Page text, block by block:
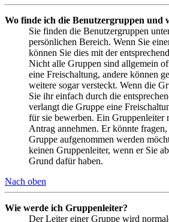
Wo finde ich die Benutzergruppen und
Sie finden die Benutzergruppen
persönlichen Bereich. Wenn Sie
können Sie dies mit der
Nicht alle Gruppen sind allgemein
eine Freischaltung, andere können
weitere sogar versteckt. Wenn die
Sie ihr einfach durch die
verlangt die Gruppe eine
für sie bewerben. Ein Gruppenleiter
Antrag annehmen. Er könnte
Gruppe aufgenommen werden
keinen Gruppenleiter, wenn er Sie
Grund dafür haben.
Nach oben
Wie werde ich Gruppenleiter?
Der Leiter einer Gruppe wird